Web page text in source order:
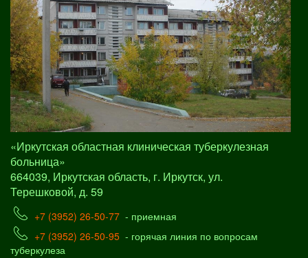
«Иркутская областная клиническая туберкулезная
больница»
664039, Иркутская область, г. Иркутск, ул.
Терешковой, д. 59
+7 (3952) 26-50-77 - приемная
+7 (3952) 26-50-95 - горячая линия по вопросам
туберкулеза